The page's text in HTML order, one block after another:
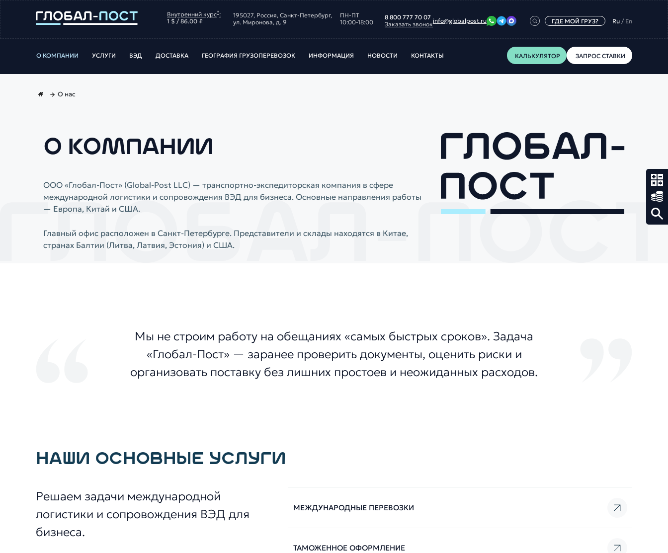
Внутренний курс*:
1 $ / 86.00 ₽
195027, Россия, Санкт‑Петербург,
ул. Миронова, д. 9
ПН-ПТ
10:00-18:00
8 800 777 70 07
Заказать звонокinfo@globalpost.ru ГДЕ МОЙ ГРУЗ? Ru / En
О КОМПАНИИ УСЛУГИ ВЭД ДОСТАВКА ГЕОГРАФИЯ ГРУЗОПЕРЕВОЗОК ИНФОРМАЦИЯ НОВОСТИ КОНТАКТЫ КАЛЬКУЛЯТОР ЗАПРОС СТАВКИ
О нас
О КОМПАНИИ
ООО «Глобал-Пост» (Global-Post LLC) — транспортно-экспедиторская компания в сфере
международной логистики и сопровождения ВЭД для бизнеса. Основные направления работы
— Европа, Китай и США.
Главный офис расположен в Санкт-Петербурге. Представители и склады находятся в Китае,
странах Балтии (Литва, Латвия, Эстония) и США.
Мы не строим работу на обещаниях «самых быстрых сроков». Задача
«Глобал-Пост» — заранее проверить документы, оценить риски и
организовать поставку без лишних простоев и неожиданных расходов.
НАШИ ОСНОВНЫЕ УСЛУГИ
Решаем задачи международной
логистики и сопровождения ВЭД для
бизнеса.
МЕЖДУНАРОДНЫЕ ПЕРЕВОЗКИ
ТАМОЖЕННОЕ ОФОРМЛЕНИЕ